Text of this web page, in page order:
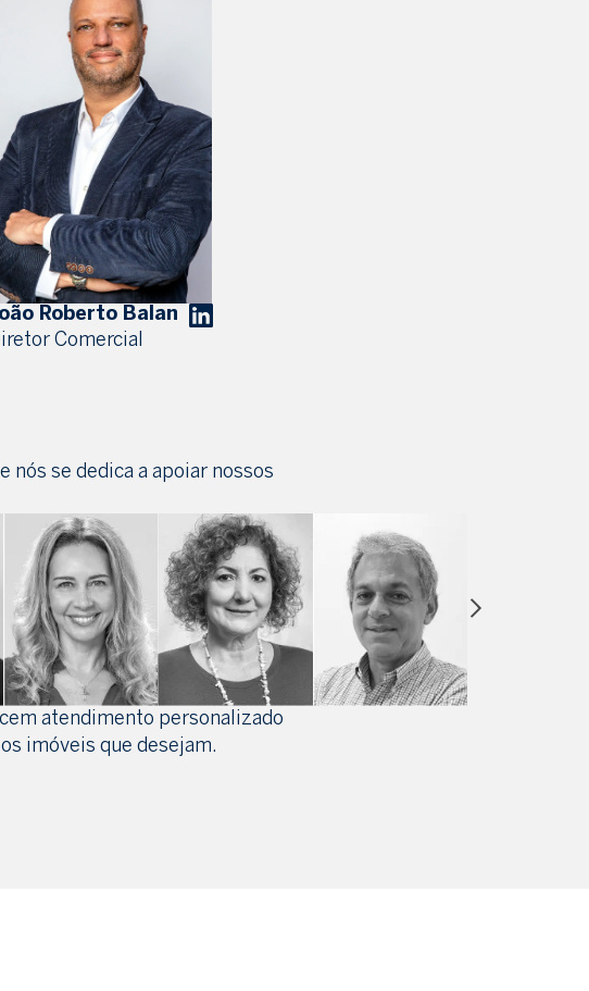
Roberto Balan
Comercial
nós se dedica a apoiar nossos
atendimento personalizado
imóveis que desejam.